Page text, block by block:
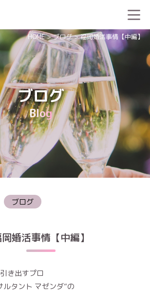
ブログ
Blog
HOME>ブログ>福岡婚活事情【中編】
ブログ
婚活事情【中編】
き出すプロ
ルタント マゼンダ”の